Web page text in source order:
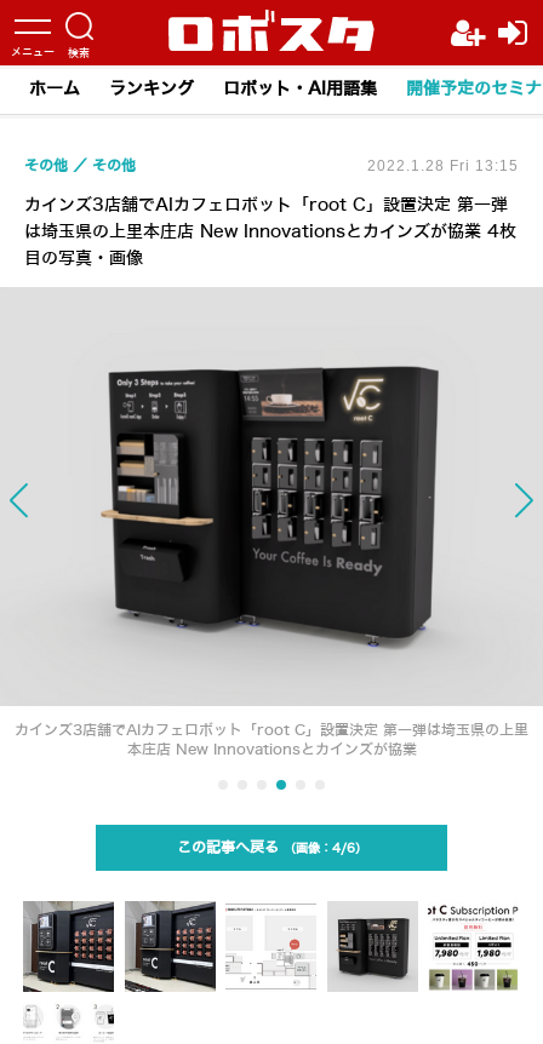
ホーム ランキング ロボット・AI用語集 開催予定のセミ
カインズ3店舗でAIカフェロボット「root C」設置決定 第一弾
は埼玉県の上里本庄店 New Innovationsとカインズが協業 4枚
目の写真・画像
その他 その他 2022.1.28 Fri 13:15
カインズ3店舗でAIカフェロボット「root C」設置決定 第一弾は埼玉県の上里
本庄店 New Innovationsとカインズが協業
この記事へ戻る 4/6